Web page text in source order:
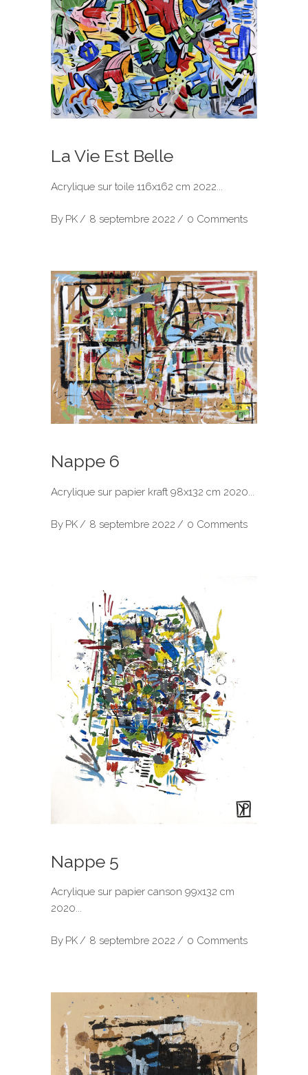
La Vie Est Belle
Acrylique sur toile 116x162 cm 2022
By PK 8 septembre 2022 0 Comments
Nappe 6
Acrylique sur papier kraft 98x132 cm 2020
By PK 8 septembre 2022 0 Comments
Nappe 5
Acrylique sur papier canson 99x132 cm
2020
By PK 8 septembre 2022 0 Comments